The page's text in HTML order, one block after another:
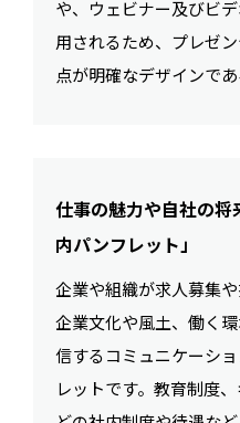
や、ウェビナー及びビ
用されるため、プレゼ
点が明確なデザインであ
仕事の魅力や自社の
内パンフレット」
企業や組織が求人募集
企業文化や風土、働く
信するコミュニケーシ
レットです。教育制度